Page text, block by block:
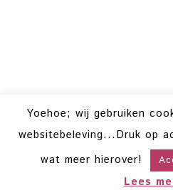
VOLG OP
COPYRIGHT © 2026 ·
HELLO
WORDPRESS
Yoehoe; wij gebruiken
websitebeleving...Druk op
wat meer hierover!
Lees